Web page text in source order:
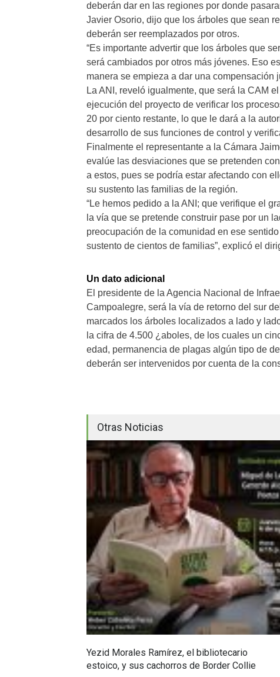
deberán dar en las regiones por donde
Javier Osorio, dijo que los árboles que sean
deberán ser reemplazados por otros.
“Es importante advertir que los árboles que
será cambiados por otros más jóvenes. Eso
manera se empieza a dar una compensación
La ANI, reveló igualmente, que será la CAM
ejecución del proyecto de verificar los
20 por ciento restante, lo que le dará a la
desarrollo de sus funciones de control y
Finalmente el representante a la Cámara
evalúe las desviaciones que se pretenden
a estos, pues se podría estar afectando con
su sustento las familias de la región.
“Le hemos pedido a la ANI; que verifique el
la vía que se pretende construir pase por un
preocupación de la comunidad en ese
sustento de cientos de familias”, explicó el
Un dato adicional
El presidente de la Agencia Nacional de
Campoalegre, será la vía de retorno del sur
marcados los árboles localizados a lado y
la cifra de 4.500 ¿aboles, de los cuales un
edad, permanencia de plagas algún tipo de
deberán ser intervenidos por cuenta de la
Otras Noticias
Yezid Morales Ramírez, el bibliotecario
estoico, y sus cachorros de Border Collie